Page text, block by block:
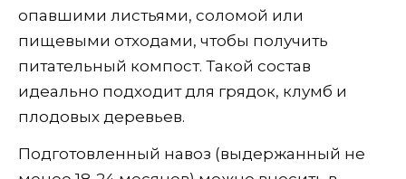
опавшими листьями, соломой или
пищевыми отходами, чтобы получить
питательный компост. Такой состав
идеально подходит для грядок, клумб и
плодовых деревьев.
Подготовленный навоз (выдержанный не